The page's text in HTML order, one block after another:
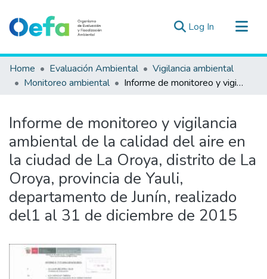
Log In (current)
Communities & Collections
All of DSpace
Estad. Externas
Guias ▾
Home Evaluación Ambiental
Vigilancia ambiental
Monitoreo ambiental
Informe de monitoreo y vigilancia ambiental de la calidad del aire en la ciudad de La Oroya, distrito de La Oroya, provincia de Yauli, departamento de Junín, realizado del1 al 31 de diciembre de 2015
Informe de monitoreo y vigilancia
ambiental de la calidad del aire en
la ciudad de La Oroya, distrito de La
Oroya, provincia de Yauli,
departamento de Junín, realizado
del1 al 31 de diciembre de 2015